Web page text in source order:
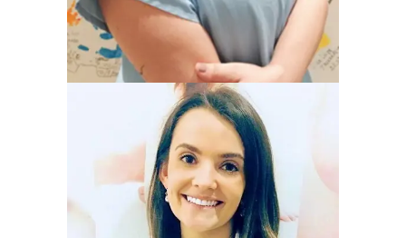
FABIANA MARIANI WINGERT